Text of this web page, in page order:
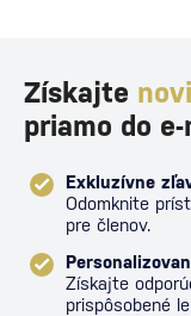
Získajte
priamo do
Exkluzívne
Odomknite
pre členov.
Získajte
prispôsobené